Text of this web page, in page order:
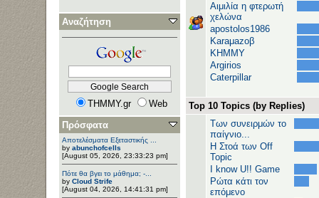
Αναζήτηση
THMMY.gr
Web
Πρόσφατα
Αποτελέσματα Εξεταστικής ...
by abunchofcells
[August 05, 2026, 23:33:23 pm]
Πότε θα βγει το μάθημα; -...
by Cloud Strife
[August 04, 2026, 14:41:31 pm]
Αιμιλία η φτερωτή
χελώνα
apostolos1986
Karaμazoβ
ΚΗΜΜΥ
Argirios
Caterpillar
Top 10 Topics (by Replies)
Των συνειρμών το
παίγνιο...
H Στοά των Off
Topic
I know U!! Game
Ρώτα κάτι τον
επόμενο